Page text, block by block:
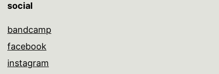
social
bandcamp
facebook
instagram